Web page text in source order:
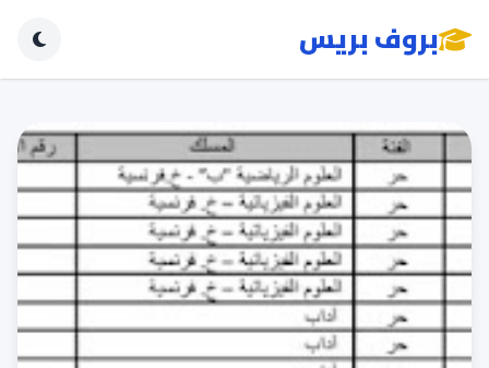
بروف بريس